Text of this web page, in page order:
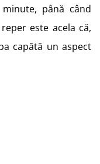
până când
este acela că,
capătă un aspect